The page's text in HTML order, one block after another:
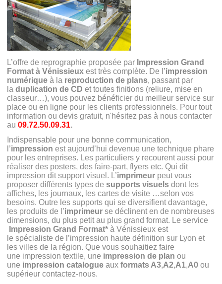
L’offre de reprographie proposée par Impression Grand
Format à Vénissieux est très complète. De l’impression
numérique à la reproduction de plans, passant par
laduplication de CD et toutes finitions (reliure, mise en
classeur…), vous pouvez bénéficier du meilleur service sur
place ou en ligne pour les clients professionnels. Pour tout
information ou devis gratuit, n'hésitez pas à nous contacter
au09.72.50.09.31.
Indispensable pour une bonne communication,
l’impression est aujourd’hui devenue une technique phare
pour les entreprises. Les particuliers y recourent aussi pour
réaliser des posters, des faire-part, flyers etc. Qui dit
impression dit support visuel. L’imprimeur peut vous
proposer différents types desupports visuels dont les
affiches, les journaux, les cartes de visite …selon vos
besoins. Outre les supports qui se diversifient davantage,
les produits de l’imprimeur se déclinent en de nombreuses
dimensions, du plus petit au plus grand format. Le service
Impression Grand Format* à Vénissieux est
le spécialiste de l’impression haute définition sur Lyon et
les villes de la région. Que vous souhaitiez faire
une impression textile, une impression de plan ou
une impression catalogue auxformats A3,A2,A1,A0 ou
supérieur contactez-nous.